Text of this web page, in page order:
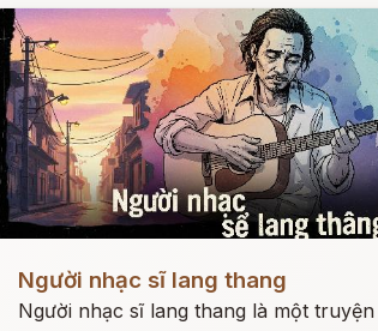
Người nhạc sĩ lang thang
Người nhạc sĩ lang thang là một truyện